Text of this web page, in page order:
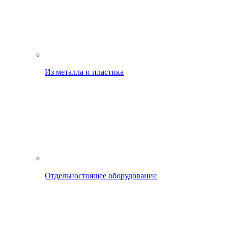
Из металла и пластика
Отдельностоящее оборудование